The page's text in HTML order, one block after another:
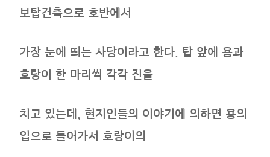
보탑건축으로 호반에서
가장 눈에 띄는 사당이라고 한다. 탑 앞에 용과
호랑이 한 마리씩 각각 진을
치고 있는데, 현지인들의 이야기에 의하면 용의
입으로 들어가서 호랑이의